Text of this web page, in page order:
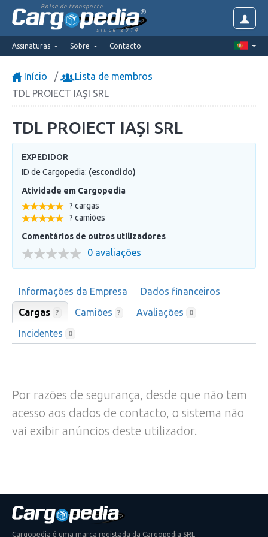
Bolsa de transporte
since 2014
Assinaturas Sobre Contacto
Início
Lista de membros
TDL PROIECT IAȘI SRL
TDL PROIECT IAȘI SRL
EXPEDIDOR
ID de Cargopedia: (escondido)
Atividade em Cargopedia
? cargas
? camiões
Comentários de outros utilizadores
0 avaliações
Informações da Empresa
Dados financeiros
Cargas
? Camiões ? Avaliações 0
Incidentes 0
Por razões de segurança, desde que não tem
acesso aos dados de contacto, o sistema não
vai exibir anúncios deste utilizador.
Cargopedia é uma marca registada da Cargopedia SRL